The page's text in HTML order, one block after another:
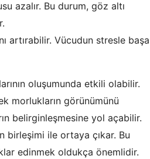
azalır. Bu durum, göz altı
artırabilir. Vücudun stresle başa
oluşumunda etkili olabilir.
morlukların görünümünü
belirginleşmesine yol açabilir.
birleşimi ile ortaya çıkar. Bu
edinmek oldukça önemlidir.